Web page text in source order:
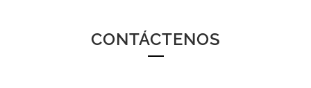
CONTÁCTENOS